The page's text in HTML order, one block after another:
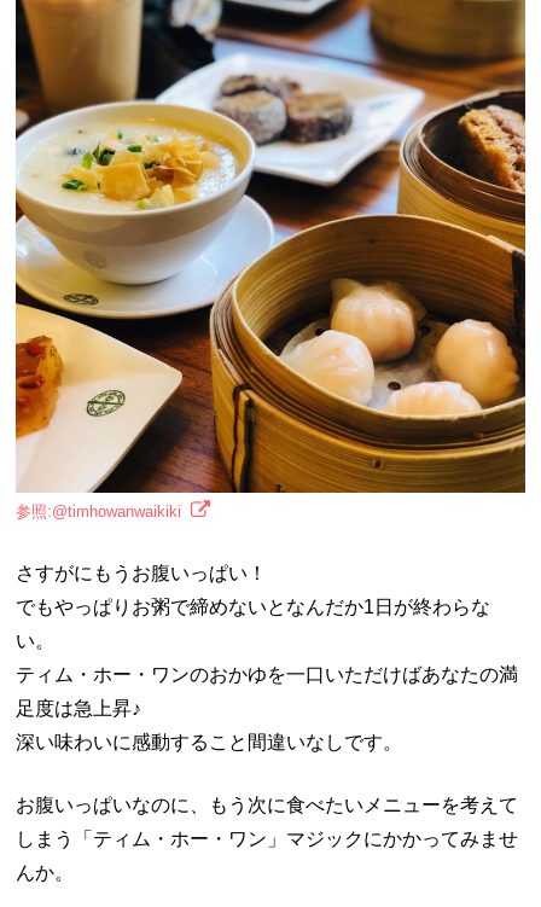
参照:@timhowanwaikiki
さすがにもうお腹いっぱい！
でもやっぱりお粥で締めないとなんだか1日が終わらな
い。
ティム・ホー・ワンのおかゆを一口いただけばあなたの満
足度は急上昇♪
深い味わいに感動すること間違いなしです。
お腹いっぱいなのに、もう次に食べたいメニューを考えて
しまう「ティム・ホー・ワン」マジックにかかってみませ
んか。